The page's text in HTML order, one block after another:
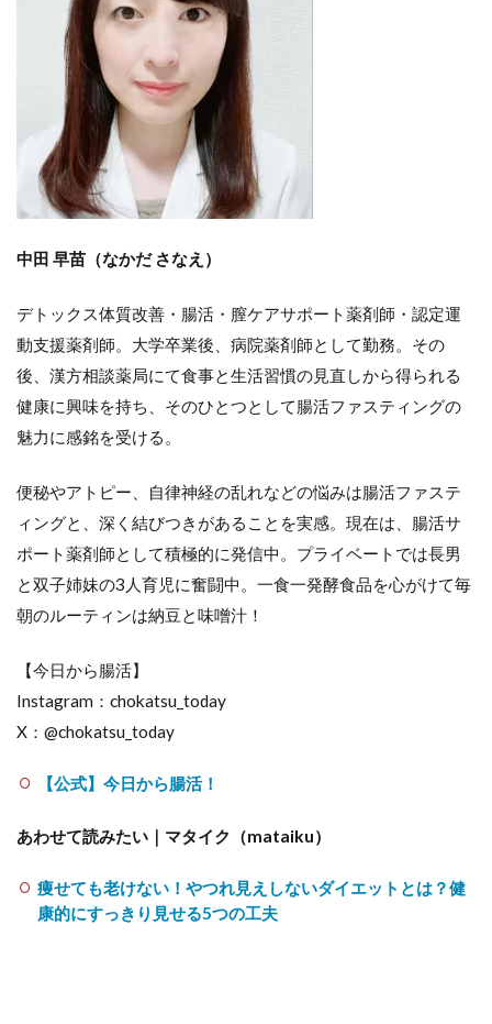
中田 早苗（なかだ さなえ）
デトックス体質改善・腸活・膣ケアサポート薬剤師・認定運
動支援薬剤師。大学卒業後、病院薬剤師として勤務。その
後、漢方相談薬局にて食事と生活習慣の見直しから得られる
健康に興味を持ち、そのひとつとして腸活ファスティングの
魅力に感銘を受ける。
便秘やアトピー、自律神経の乱れなどの悩みは腸活ファステ
ィングと、深く結びつきがあることを実感。現在は、腸活サ
ポート薬剤師として積極的に発信中。プライベートでは長男
と双子姉妹の3人育児に奮闘中。一食一発酵食品を心がけて毎
朝のルーティンは納豆と味噌汁！
【今日から腸活】
Instagram： chokatsu_today
X： @chokatsu_today
【公式】今日から腸活！
あわせて読みたい｜マタイク（mataiku）
痩せても老けない！やつれ見えしないダイエットとは？健
康的にすっきり見せる5つの工夫